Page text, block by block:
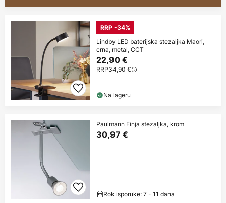
RRP -34%
Lindby LED baterijska stezaljka Maori,
crna, metal, CCT
22,90 €
RRP34,90 €
Na lageru
Paulmann Finja stezaljka, krom
30,97 €
Rok isporuke: 7 - 11 dana